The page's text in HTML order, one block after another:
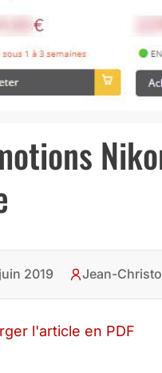
2019 Jean-
l'article en PDF